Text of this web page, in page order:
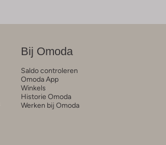
Bij Omoda
Saldo controleren
Omoda App
Winkels
Historie Omoda
Werken bij Omoda